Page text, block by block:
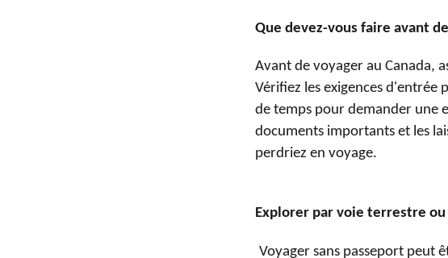
Que devez-vous faire avant
Avant de voyager au Canada,
Vérifiez les exigences
de temps pour demander une
documents importants et les
perdriez en voyage.
Explorer par voie terrestre
Voyager sans passeport peut